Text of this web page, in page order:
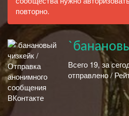
повторно.
Всего 19, за
отправлено /